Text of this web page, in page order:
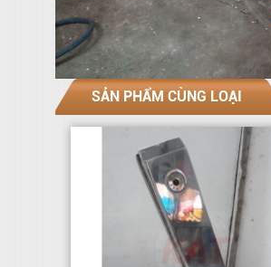
SẢN PHẨM CÙNG LOẠI